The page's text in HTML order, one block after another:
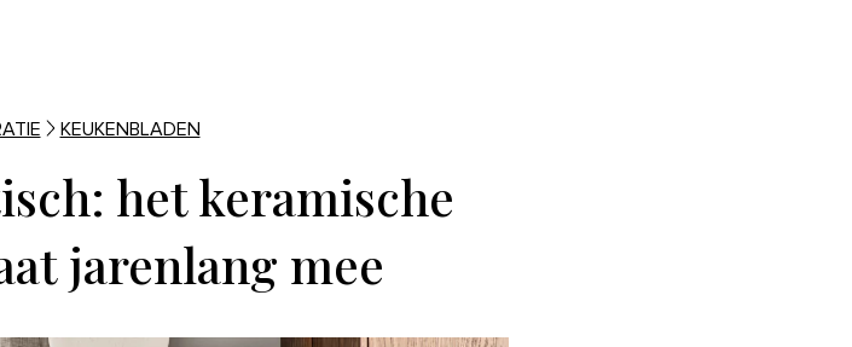
KEUKENBLADEN
het keramische
jarenlang mee